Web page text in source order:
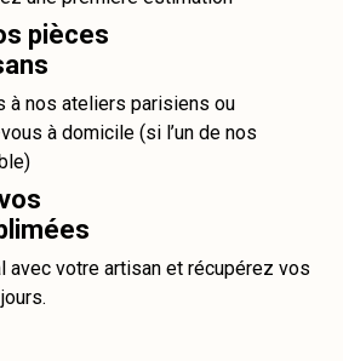
pièces
à nos ateliers parisiens ou
à domicile (si l’un de nos
avec votre artisan et récupérez vos